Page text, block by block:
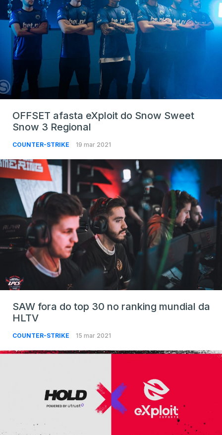
OFFSET afasta eXploit do Snow Sweet
Snow 3 Regional
COUNTER-STRIKE 19 mar 2021
SAW fora do top 30 no ranking mundial da
HLTV
COUNTER-STRIKE 15 mar 2021